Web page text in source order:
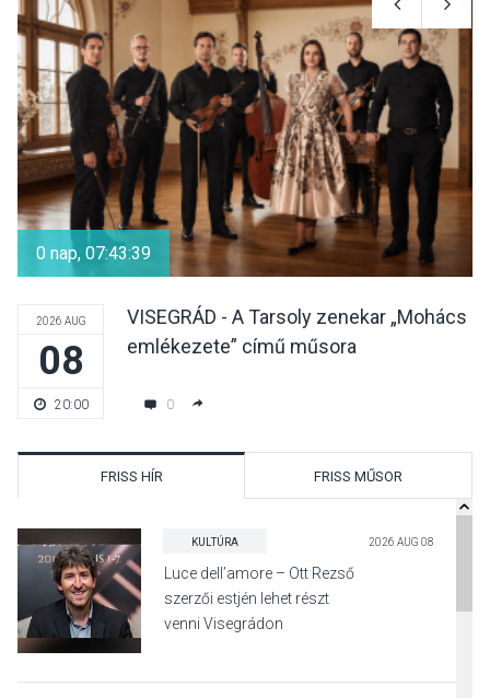
0 nap, 07:43:39
2026 AUG
08
20:00
VISEGRÁD - A Tarsoly zenekar „Mohács
emlékezete” című műsora
0
FRISS HÍR FRISS MŰSOR
KULTÚRA 2026 AUG 08
Luce dell’amore – Ott Rezső
szerzői estjén lehet részt
venni Visegrádon